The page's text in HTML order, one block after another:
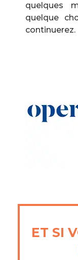
quelques
quelque
continuerez.
ET SI